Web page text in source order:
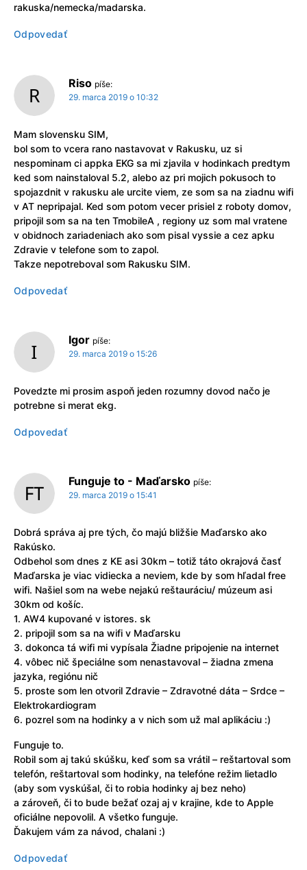
rakuska/nemecka/madarska.
Odpovedať
Riso píše:
29. marca 2019 o 10:32
Mam slovensku SIM,
bol som to vcera rano nastavovat v Rakusku, uz si
nespominam ci appka EKG sa mi zjavila v hodinkach predtym
ked som nainstaloval 5.2, alebo az pri mojich pokusoch to
spojazdnit v rakusku ale urcite viem, ze som sa na ziadnu wifi
v AT nepripajal. Ked som potom vecer prisiel z roboty domov,
pripojil som sa na ten TmobileA , regiony uz som mal vratene
v obidnoch zariadeniach ako som pisal vyssie a cez apku
Zdravie v telefone som to zapol.
Takze nepotreboval som Rakusku SIM.
Odpovedať
Igor píše:
29. marca 2019 o 15:26
Povedzte mi prosim aspoň jeden rozumny dovod načo je
potrebne si merat ekg.
Odpovedať
Funguje to - Maďarsko píše:
29. marca 2019 o 15:41
Dobrá správa aj pre tých, čo majú bližšie Maďarsko ako
Rakúsko.
Odbehol som dnes z KE asi 30km – totiž táto okrajová časť
Maďarska je viac vidiecka a neviem, kde by som hľadal free
wifi. Našiel som na webe nejakú reštauráciu/ múzeum asi
30km od košíc.
1. AW4 kupované v istores. sk
2. pripojil som sa na wifi v Maďarsku
3. dokonca tá wifi mi vypísala Žiadne pripojenie na internet
4. vôbec nič špeciálne som nenastavoval – žiadna zmena
jazyka, regiónu nič
5. proste som len otvoril Zdravie – Zdravotné dáta – Srdce –
Elektrokardiogram
6. pozrel som na hodinky a v nich som už mal aplikáciu :)
Funguje to.
Robil som aj takú skúšku, keď som sa vrátil – reštartoval som
telefón, reštartoval som hodinky, na telefóne režim lietadlo
(aby som vyskúšal, či to robia hodinky aj bez neho)
a zároveň, či to bude bežať ozaj aj v krajine, kde to Apple
oficiálne nepovolil. A všetko funguje.
Ďakujem vám za návod, chalani :)
Odpovedať